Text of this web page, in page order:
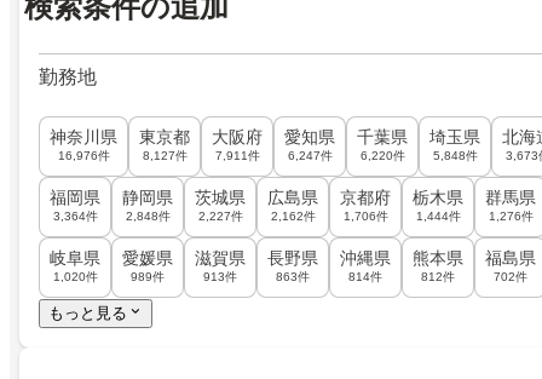
検索条件の追加
勤務地
神奈川県
16,976件
東京都
8,127件
大阪府
7,911件
愛知県
6,247件
千葉県
6,220件
埼玉県
5,848件
北海
3,673
福岡県
3,364件
静岡県
2,848件
茨城県
2,227件
広島県
2,162件
京都府
1,706件
栃木県
1,444件
群馬県
1,276件
岐阜県
1,020件
愛媛県
989件
滋賀県
913件
長野県
863件
沖縄県
814件
熊本県
812件
福島県
702件
もっと見る